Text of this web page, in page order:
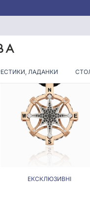
ЛАДАНКИ
БЕЗ
ЕКСКЛЮЗИВНІ